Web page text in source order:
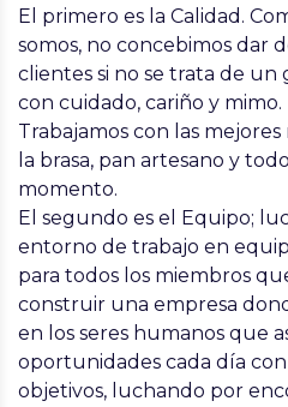
El primero es la Calidad.
somos, no concebimos dar
clientes si no se trata de
con cuidado, cariño y mimo.
Trabajamos con las
la brasa, pan artesano y
momento.
El segundo es el Equipo;
entorno de trabajo en
para todos los miembros
construir una empresa
en los seres humanos que
oportunidades cada día
objetivos, luchando por